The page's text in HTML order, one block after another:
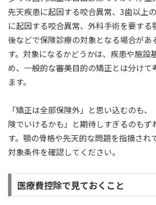
先天疾患に起因する咬合異常、3歯以上
に起因する咬合異常、外科手術を要する
後などで保険診療の対象となる場合があ
す。対象になるかどうかは、疾患や施設
め、一般的な審美目的の矯正とは分けて
ます。
「矯正は全部保険外」と思い込むのも
険でいけるかも」と期待しすぎるのもず
す。顎の骨格や先天的な問題を指摘され
対象条件を確認してください。
医療費控除で見ておくこと